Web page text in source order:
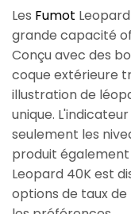
Les Fumot
grande capacité
Conçu avec des
coque extérieure
illustration de
unique.
seulement les
produit également
Leopard 40K est
options de taux